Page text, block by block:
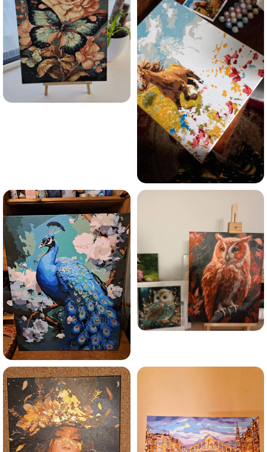
SAŅEMT -10%